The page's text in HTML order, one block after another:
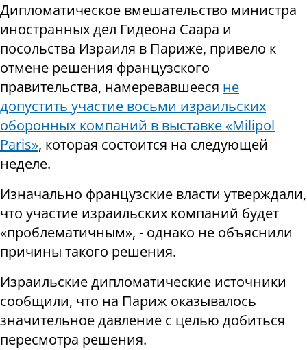
Дипломатическое вмешательство министра
иностранных дел Гидеона Саара и
посольства Израиля в Париже, привело к
отмене решения французского
правительства, намеревавшееся не
допустить участие восьми израильских
оборонных компаний в выставке «Milipol
Paris», которая состоится на следующей
неделе.
Изначально французские власти утверждали,
что участие израильских компаний будет
«проблематичным», - однако не объяснили
причины такого решения.
Израильские дипломатические источники
сообщили, что на Париж оказывалось
значительное давление с целью добиться
пересмотра решения.